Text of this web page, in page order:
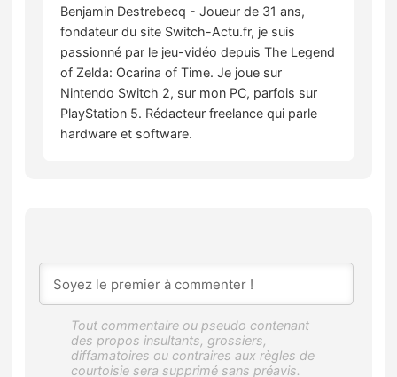
Benjamin Destrebecq - Joueur de 31 ans,
fondateur du site Switch-Actu.fr, je suis
passionné par le jeu-vidéo depuis The Legend
of Zelda: Ocarina of Time. Je joue sur
Nintendo Switch 2, sur mon PC, parfois sur
PlayStation 5. Rédacteur freelance qui parle
hardware et software.